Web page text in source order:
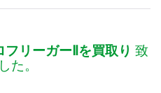
リーガーⅡを買取り 致
た。